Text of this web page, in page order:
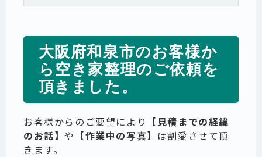
大阪府和泉市のお客様か
ら空き家整理のご依頼を
頂きました。
お客様からのご要望により 【見積までの経緯
のお話】や 【作業中の写真】 は割愛させて頂
きます。